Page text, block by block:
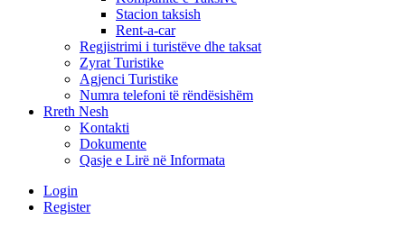
Stacion taksish
Rent-a-car
Regjistrimi i turistëve dhe taksat
Zyrat Turistike
Agjenci Turistike
Numra telefoni të rëndësishëm
Rreth Nesh
Kontakti
Dokumente
Qasje e Lirë në Informata
Login
Register